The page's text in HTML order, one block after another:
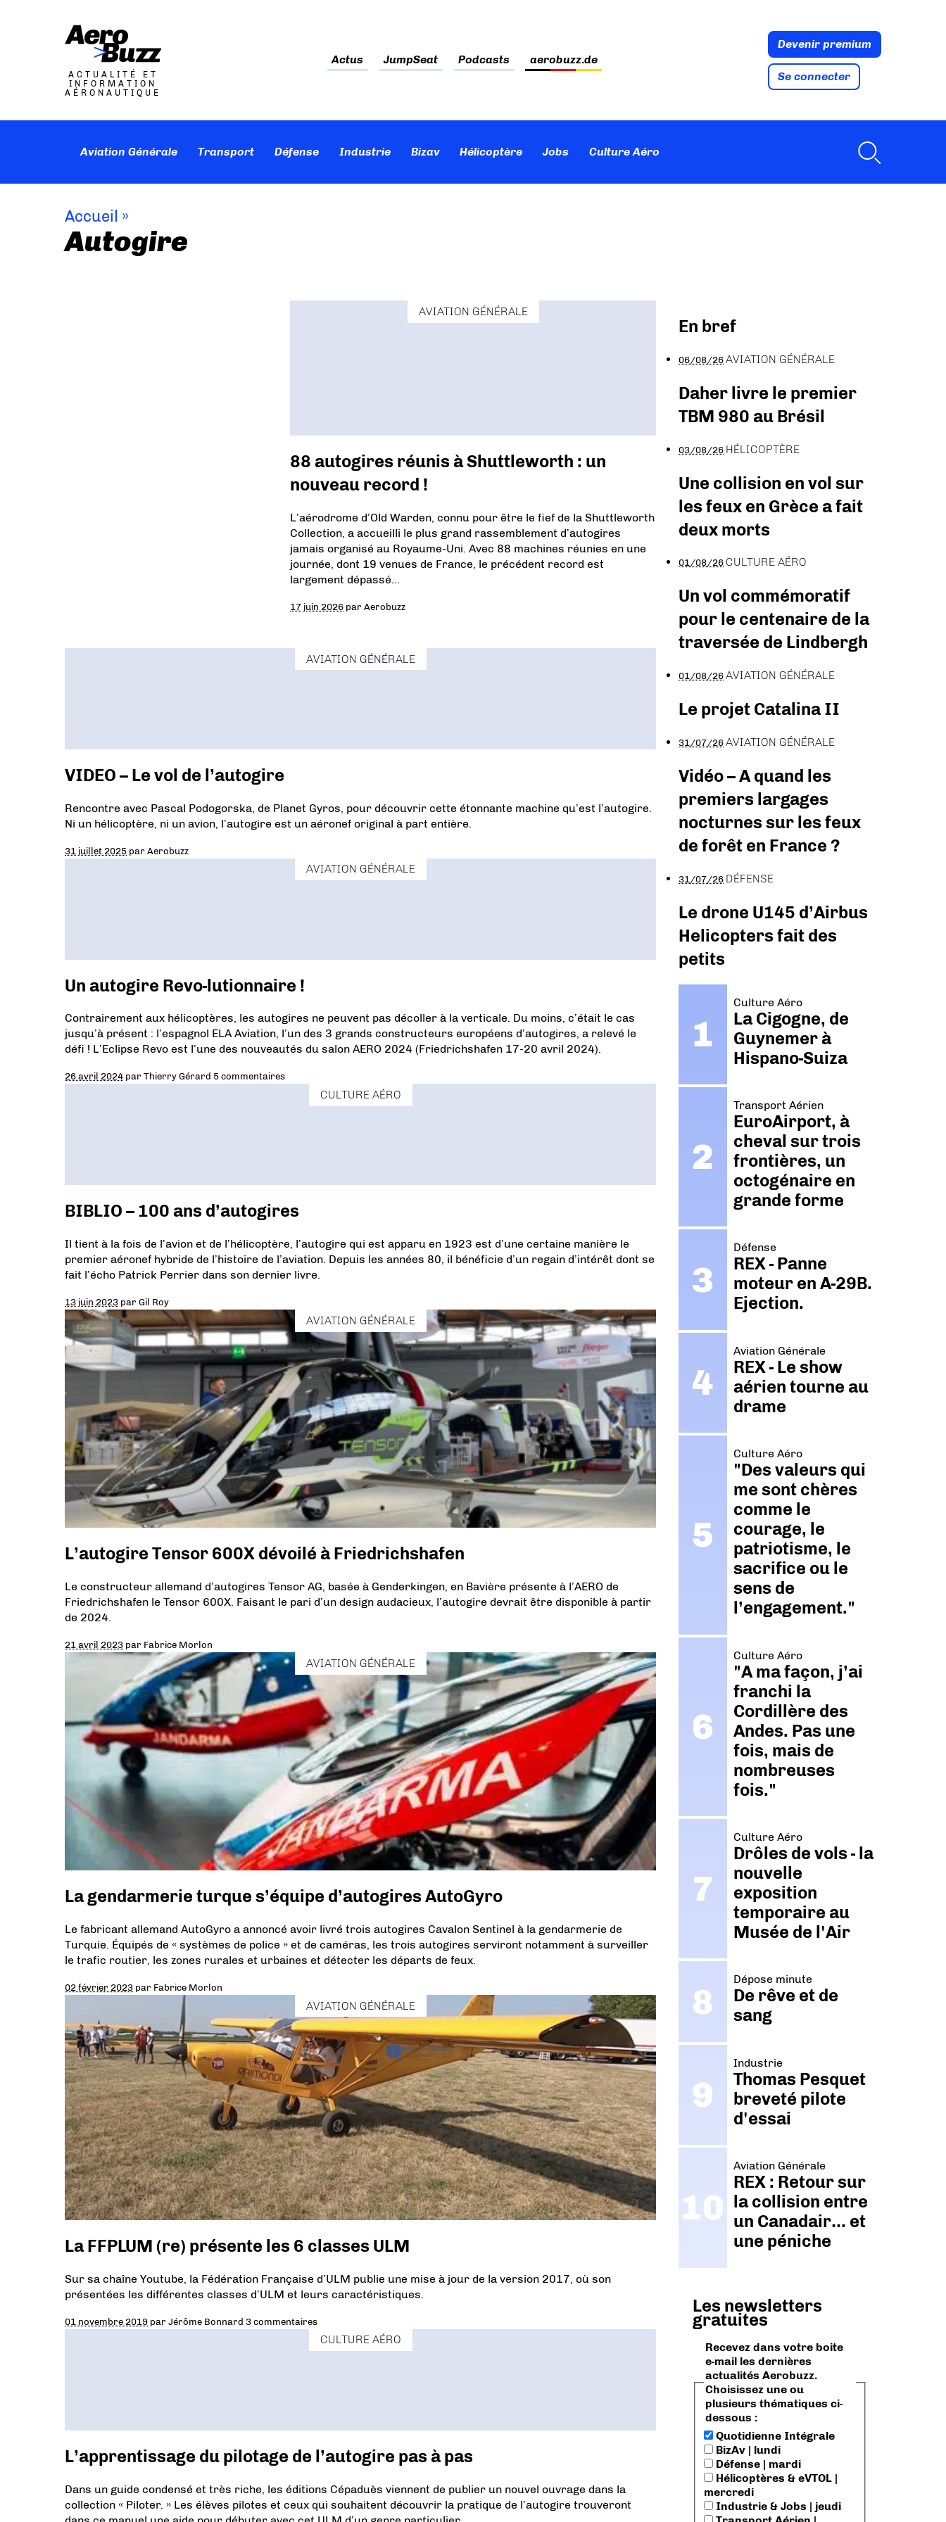
ACTUALITÉ ET
INFORMATION
AÉRONAUTIQUE
Actus JumpSeat Podcasts aerobuzz.de
Devenir premium
Se connecter
Aviation Générale Transport Défense Industrie Bizav Hélicoptère Jobs Culture Aéro
Accueil »
Autogire
AVIATION GÉNÉRALE
88 autogires réunis à Shuttleworth : un
nouveau record !
L’aérodrome d’Old Warden, connu pour être le fief de la Shuttleworth
Collection, a accueilli le plus grand rassemblement d’autogires
jamais organisé au Royaume-Uni. Avec 88 machines réunies en une
journée, dont 19 venues de France, le précédent record est
largement dépassé…
17 juin 2026 parAerobuzz
AVIATION GÉNÉRALE
VIDEO – Le vol de l’autogire
Rencontre avec Pascal Podogorska, de Planet Gyros, pour découvrir cette étonnante machine qu’est l’autogire.
Ni un hélicoptère, ni un avion, l’autogire est un aéronef original à part entière.
31 juillet 2025 parAerobuzz
AVIATION GÉNÉRALE
Un autogire Revo-lutionnaire !
Contrairement aux hélicoptères, les autogires ne peuvent pas décoller à la verticale. Du moins, c’était le cas
jusqu’à présent : l’espagnol ELA Aviation, l’un des 3 grands constructeurs européens d’autogires, a relevé le
défi ! L’Eclipse Revo est l’une des nouveautés du salon AERO 2024 (Friedrichshafen 17-20 avril 2024).
26 avril 2024 parThierry Gérard 5 commentaires
CULTURE AÉRO
BIBLIO – 100 ans d’autogires
Il tient à la fois de l’avion et de l’hélicoptère, l’autogire qui est apparu en 1923 est d’une certaine manière le
premier aéronef hybride de l’histoire de l’aviation. Depuis les années 80, il bénéficie d’un regain d’intérêt dont se
fait l’écho Patrick Perrier dans son dernier livre.
13 juin 2023 parGil Roy
AVIATION GÉNÉRALE
L’autogire Tensor 600X dévoilé à Friedrichshafen
Le constructeur allemand d’autogires Tensor AG, basée à Genderkingen, en Bavière présente à l’AERO de
Friedrichshafen le Tensor 600X. Faisant le pari d’un design audacieux, l’autogire devrait être disponible à partir
de 2024.
21 avril 2023 par Fabrice Morlon
AVIATION GÉNÉRALE
La gendarmerie turque s’équipe d’autogires AutoGyro
Le fabricant allemand AutoGyro a annoncé avoir livré trois autogires Cavalon Sentinel à la gendarmerie de
Turquie. Équipés de « systèmes de police » et de caméras, les trois autogires serviront notamment à surveiller
le trafic routier, les zones rurales et urbaines et détecter les départs de feux.
02 février 2023 par Fabrice Morlon
AVIATION GÉNÉRALE
La FFPLUM (re) présente les 6 classes ULM
Sur sa chaîne Youtube, la Fédération Française d’ULM publie une mise à jour de la version 2017, où son
présentées les différentes classes d’ULM et leurs caractéristiques.
01 novembre 2019 parJérôme Bonnard 3 commentaires
CULTURE AÉRO
L’apprentissage du pilotage de l’autogire pas à pas
Dans un guide condensé et très riche, les éditions Cépaduès viennent de publier un nouvel ouvrage dans la
collection « Piloter. » Les élèves pilotes et ceux qui souhaitent découvrir la pratique de l’autogire trouveront
En bref
06/08/26AVIATION GÉNÉRALE
Daher livre le premier
TBM 980 au Brésil
03/08/26 HÉLICOPTÈRE
Une collision en vol sur
les feux en Grèce a fait
deux morts
01/08/26 CULTURE AÉRO
Un vol commémoratif
pour le centenaire de la
traversée de Lindbergh
01/08/26AVIATION GÉNÉRALE
Le projet Catalina II
31/07/26AVIATION GÉNÉRALE
Vidéo – A quand les
premiers largages
nocturnes sur les feux
de forêt en France ?
31/07/26 DÉFENSE
Le drone U145 d’Airbus
Helicopters fait des
petits
Culture Aéro
La Cigogne, de
Guynemer à
Hispano-Suiza
Transport Aérien
EuroAirport, à
cheval sur trois
frontières, un
octogénaire en
grande forme
Défense
REX - Panne
moteur en A-29B.
Ejection.
Aviation Générale
REX - Le show
aérien tourne au
drame
Culture Aéro
"Des valeurs qui
me sont chères
comme le
courage, le
patriotisme, le
sacrifice ou le
sens de
l’engagement."
Culture Aéro
"A ma façon, j’ai
franchi la
Cordillère des
Andes. Pas une
fois, mais de
nombreuses
fois."
Culture Aéro
Drôles de vols - la
nouvelle
exposition
temporaire au
Musée de l'Air
Dépose minute
De rêve et de
sang
Industrie
Thomas Pesquet
breveté pilote
d'essai
Aviation Générale
REX : Retour sur
la collision entre
un Canadair… et
une péniche
Les newsletters
gratuites
Recevez dans votre boite
e-mail les dernières
actualités Aerobuzz.
Choisissez une ou
plusieurs thématiques ci-
dessous :
Quotidienne Intégrale
BizAv | lundi
Défense | mardi
Hélicoptères & eVTOL |
mercredi
Industrie & Jobs | jeudi